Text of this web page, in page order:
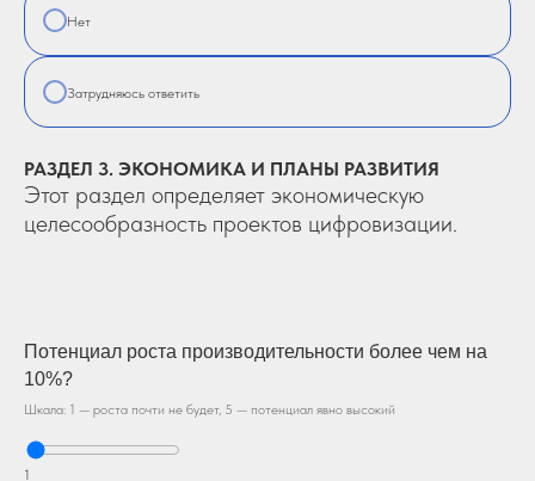
Нет
Затрудняюсь ответить
РАЗДЕЛ 3. ЭКОНОМИКА И ПЛАНЫ РАЗВИТИЯ
Этот раздел определяет экономическую
целесообразность проектов цифровизации.
Потенциал роста производительности более чем на
10%?
Шкала: 1 — роста почти не будет, 5 — потенциал явно высокий
1